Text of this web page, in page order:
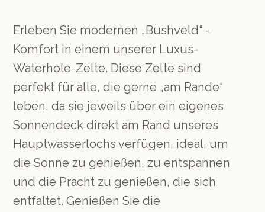
Erleben Sie modernen „Bushveld“ -
Komfort in einem unserer Luxus-
Waterhole-Zelte. Diese Zelte sind
perfekt für alle, die gerne „am Rande“
leben, da sie jeweils über ein eigenes
Sonnendeck direkt am Rand unseres
Hauptwasserlochs verfügen, ideal, um
die Sonne zu genießen, zu entspannen
und die Pracht zu genießen, die sich
entfaltet. Genießen Sie die